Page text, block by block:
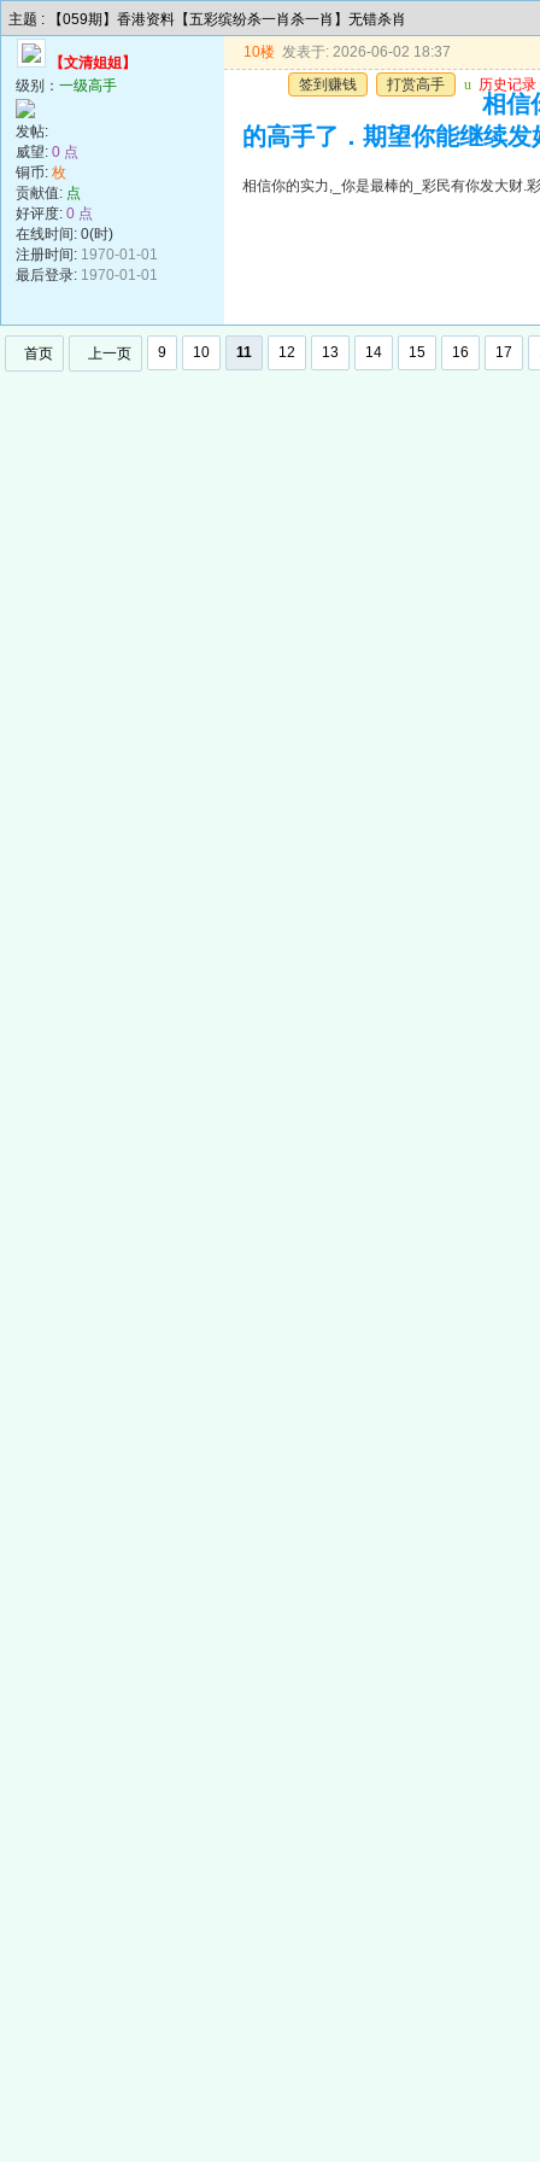
主题 : 【059期】香港资料【五彩缤纷杀一肖杀一肖】无错杀肖
【文清姐姐】
级别： 一级高手
发帖:
威望: 0 点
铜币: 枚
贡献值: 点
好评度: 0 点
在线时间: 0(时)
注册时间: 1970-01-01
最后登录: 1970-01-01
10楼 发表于: 2026-06-02 18:37
签到赚钱
打赏高手 u 历史记录
相信
的高手了．期望你能继续发
相信你的实力,_你是最棒的_彩民有你发大财.
首页 上一页 9 10 11 12 13 14 15 16 17